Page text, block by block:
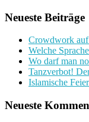
Neueste Beiträge
Crowdwork
Welche
Wo darf man
Tanzverbot!
Islamische
Neueste